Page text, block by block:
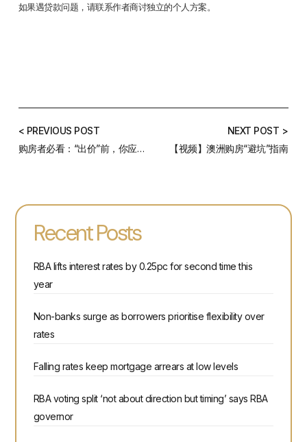
如果遇贷款问题，请联系作者商讨独立的个人方案。
< PREVIOUS POST
购房者必看：“出价”前，你应该做哪些功课？
NEXT POST >
【视频】澳洲购房“避坑”指南
Recent Posts
RBA lifts interest rates by 0.25pc for second time this
year
Non-banks surge as borrowers prioritise flexibility over
rates
Falling rates keep mortgage arrears at low levels
RBA voting split ‘not about direction but timing’ says RBA
governor